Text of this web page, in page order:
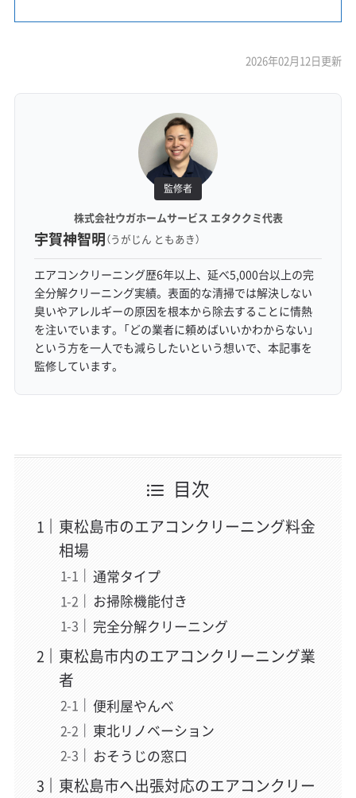
2026年02月12日更新
監修者
株式会社ウガホームサービス エタククミ代表
宇賀神智明（うがじん ともあき）
エアコンクリーニング歴6年以上、延べ5,000台以上の完
全分解クリーニング実績。表面的な清掃では解決しない
臭いやアレルギーの原因を根本から除去することに情熱
を注いでいます。「どの業者に頼めばいいかわからない」
という方を一人でも減らしたいという想いで、本記事を
監修しています。
目次
東松島市のエアコンクリーニング料金
相場
通常タイプ
お掃除機能付き
完全分解クリーニング
東松島市内のエアコンクリーニング業
者
便利屋やんべ
東北リノベーション
おそうじの窓口
東松島市へ出張対応のエアコンクリー